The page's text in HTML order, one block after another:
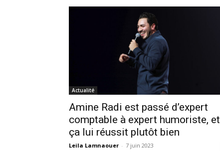
Actualité
Amine Radi est passé d’expert
comptable à expert humoriste, et
ça lui réussit plutôt bien
Leila Lamnaouer - 7 juin 2023